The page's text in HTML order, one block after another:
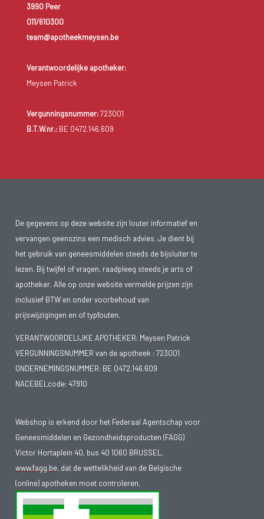
3990 Peer
011/610300
team@apotheekmeysen.be
Verantwoordelijke apotheker:
Meysen Patrick
Vergunningsnummer:723001
B.T.W.nr.:BE 0472.146.609
De gegevens op deze website zijn louter informatief en
vervangen geenszins een medisch advies. Je dient bij
het gebruik van geneesmiddelen steeds de bijsluiter te
lezen. Bij twijfel of vragen, raadpleeg steeds je arts of
apotheker. Alle op onze website vermelde prijzen zijn
inclusief BTW en onder voorbehoud van
prijswijzigingen en of typfouten.
VERANTWOORDELIJKE APOTHEKER: Meysen Patrick
VERGUNNINGSNUMMER van de apotheek : 723001
ONDERNEMINGSNUMMER: BE 0472.146.609
NACEBELcode: 47910
Webshop is erkend door het Federaal Agentschap voor
Geneesmiddelen en Gezondheidsproducten (FAGG)
Victor Hortaplein 40, bus 40 1060 BRUSSEL,
www.fagg.be, dat de wettelikheid van de Belgische
(online) apotheken moet controleren.